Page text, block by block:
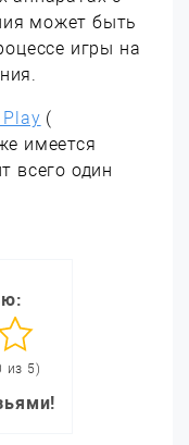
может быть
игры на
Play (
имеется
всего один
из 5)